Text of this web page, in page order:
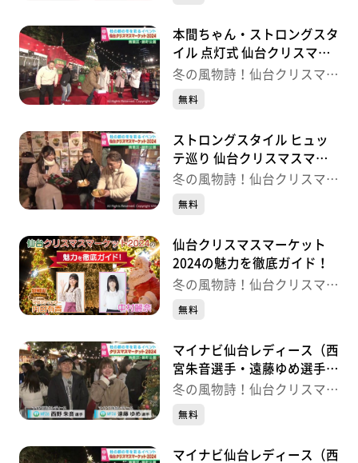
本間ちゃん・ストロングスタ
イル 点灯式 仙台クリスマス
マーケット
冬の風物詩！仙台クリスマス
マーケット
無料
ストロングスタイル ヒュッ
テ巡り 仙台クリスマスマー
ケット
冬の風物詩！仙台クリスマス
マーケット
無料
仙台クリスマスマーケット
2024の魅力を徹底ガイド！
冬の風物詩！仙台クリスマス
マーケット
無料
マイナビ仙台レディース（西
宮朱音選手・遠藤ゆめ選手）
とヒュッテ巡り 仙台クリス
冬の風物詩！仙台クリスマス
マーケット
無料
マイナビ仙台レディース（西